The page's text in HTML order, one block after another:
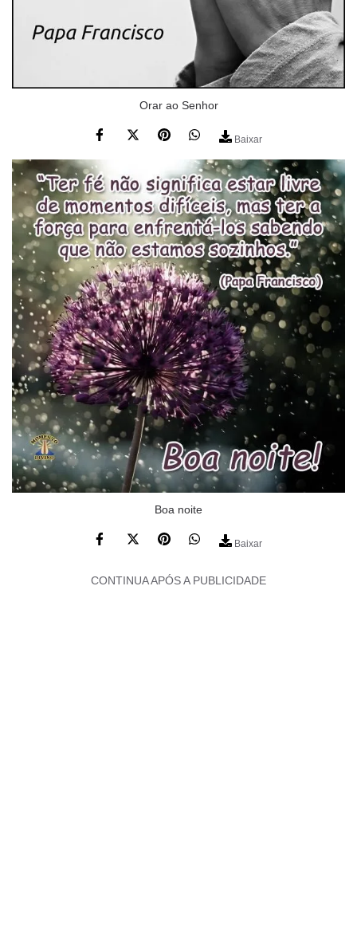
Orar ao Senhor
Baixar
Boa noite
Baixar
CONTINUA APÓS A PUBLICIDADE